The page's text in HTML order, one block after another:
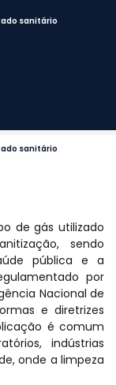
sanitário
sanitário
de gás utilizado
sendo
pública e a
por
Nacional de
e diretrizes
é comum
indústrias
onde a limpeza